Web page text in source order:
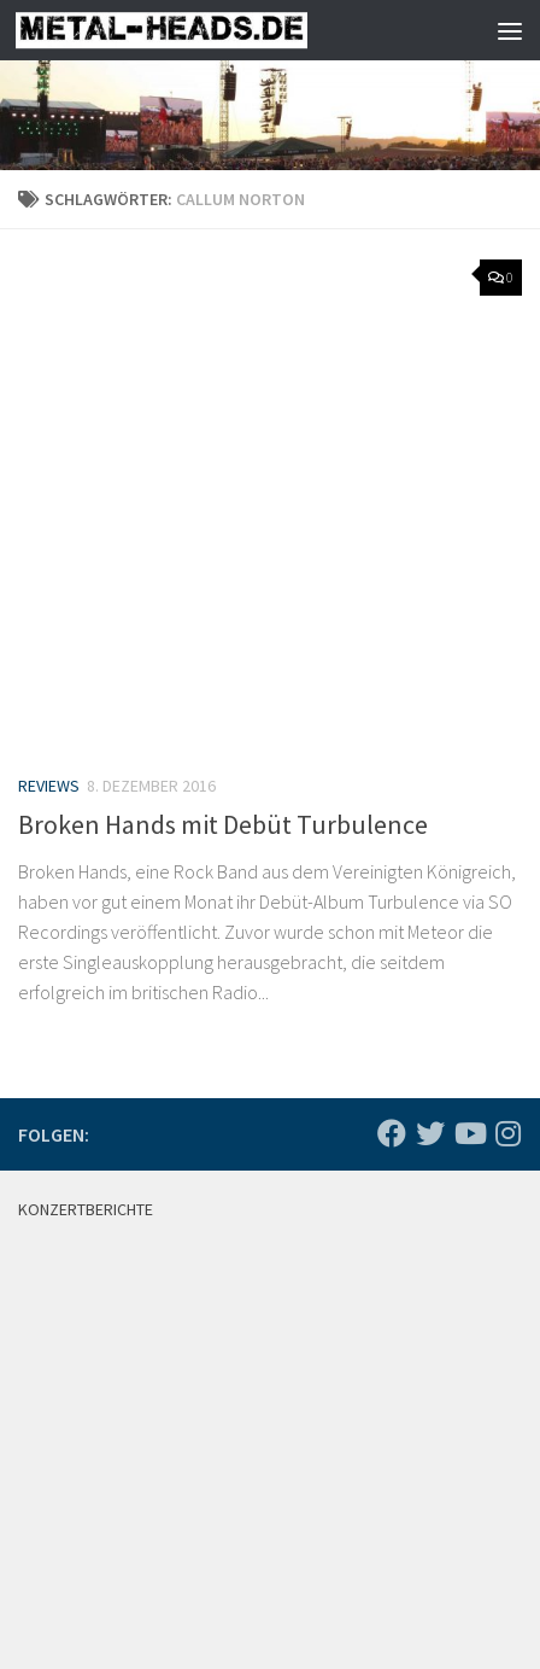
Zum Inhalt springen
SCHLAGWÖRTER: CALLUM NORTON
0
REVIEWS 8. DEZEMBER 2016
Broken Hands mit Debüt Turbulence
Broken Hands, eine Rock Band aus dem Vereinigten Königreich,
haben vor gut einem Monat ihr Debüt-Album Turbulence via SO
Recordings veröffentlicht. Zuvor wurde schon mit Meteor die
erste Singleauskopplung herausgebracht, die seitdem
erfolgreich im britischen Radio...
FOLGEN:
KONZERTBERICHTE